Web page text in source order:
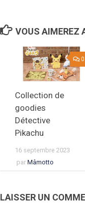
VOUS AIMEREZ
0
Collection de
goodies
Détective
Pikachu
16 septembre 2023
par Mâmotto
LAISSER UN